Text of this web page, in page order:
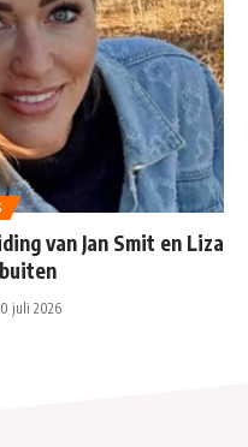
van Jan Smit en Liza
juli 2026